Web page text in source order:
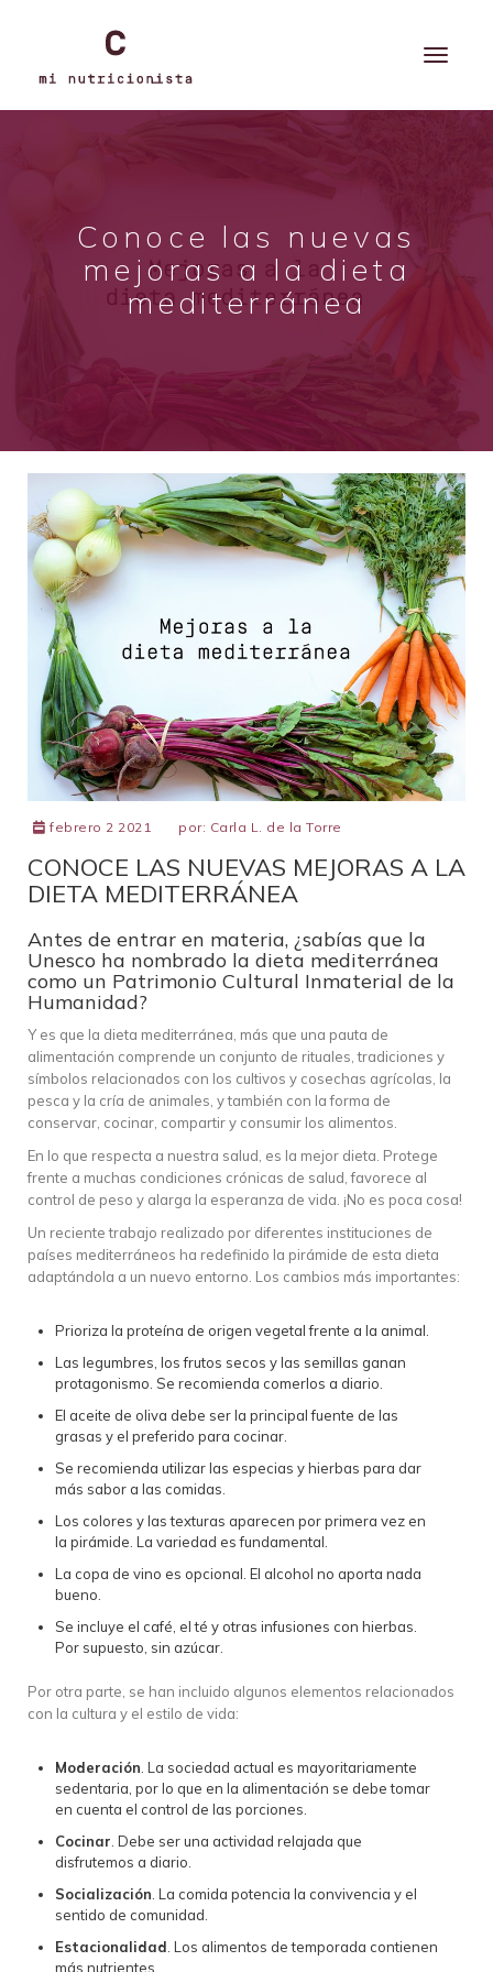
Conoce las nuevas
mejoras a la dieta
mediterránea
febrero 2 2021 por: Carla L. de la Torre
CONOCE LAS NUEVAS MEJORAS A LA
DIETA MEDITERRÁNEA
Antes de entrar en materia, ¿sabías que la
Unesco ha nombrado la dieta mediterránea
como un Patrimonio Cultural Inmaterial de la
Humanidad?
Y es que la dieta mediterránea, más que una pauta de
alimentación comprende un conjunto de rituales, tradiciones y
símbolos relacionados con los cultivos y cosechas agrícolas, la
pesca y la cría de animales, y también con la forma de
conservar, cocinar, compartir y consumir los alimentos.
En lo que respecta a nuestra salud, es la mejor dieta. Protege
frente a muchas condiciones crónicas de salud, favorece al
control de peso y alarga la esperanza de vida. ¡No es poca cosa!
Un reciente trabajo realizado por diferentes instituciones de
países mediterráneos ha redefinido la pirámide de esta dieta
adaptándola a un nuevo entorno. Los cambios más importantes:
Prioriza la proteína de origen vegetal frente a la animal.
Las legumbres, los frutos secos y las semillas ganan
protagonismo. Se recomienda comerlos a diario.
El aceite de oliva debe ser la principal fuente de las
grasas y el preferido para cocinar.
Se recomienda utilizar las especias y hierbas para dar
más sabor a las comidas.
Los colores y las texturas aparecen por primera vez en
la pirámide. La variedad es fundamental.
La copa de vino es opcional. El alcohol no aporta nada
bueno.
Se incluye el café, el té y otras infusiones con hierbas.
Por supuesto, sin azúcar.
Por otra parte, se han incluido algunos elementos relacionados
con la cultura y el estilo de vida:
Moderación . La sociedad actual es mayoritariamente
sedentaria, por lo que en la alimentación se debe tomar
en cuenta el control de las porciones.
Cocinar . Debe ser una actividad relajada que
disfrutemos a diario.
Socialización . La comida potencia la convivencia y el
sentido de comunidad.
Estacionalidad . Los alimentos de temporada contienen
más nutrientes.